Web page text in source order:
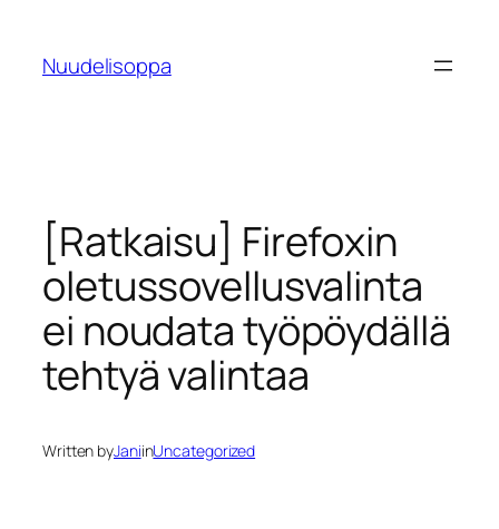
content
Nuudelisoppa
[Ratkaisu] Firefoxin
oletussovellusvalinta
ei noudata työpöydällä
tehtyä valintaa
Written byJaniinUncategorized